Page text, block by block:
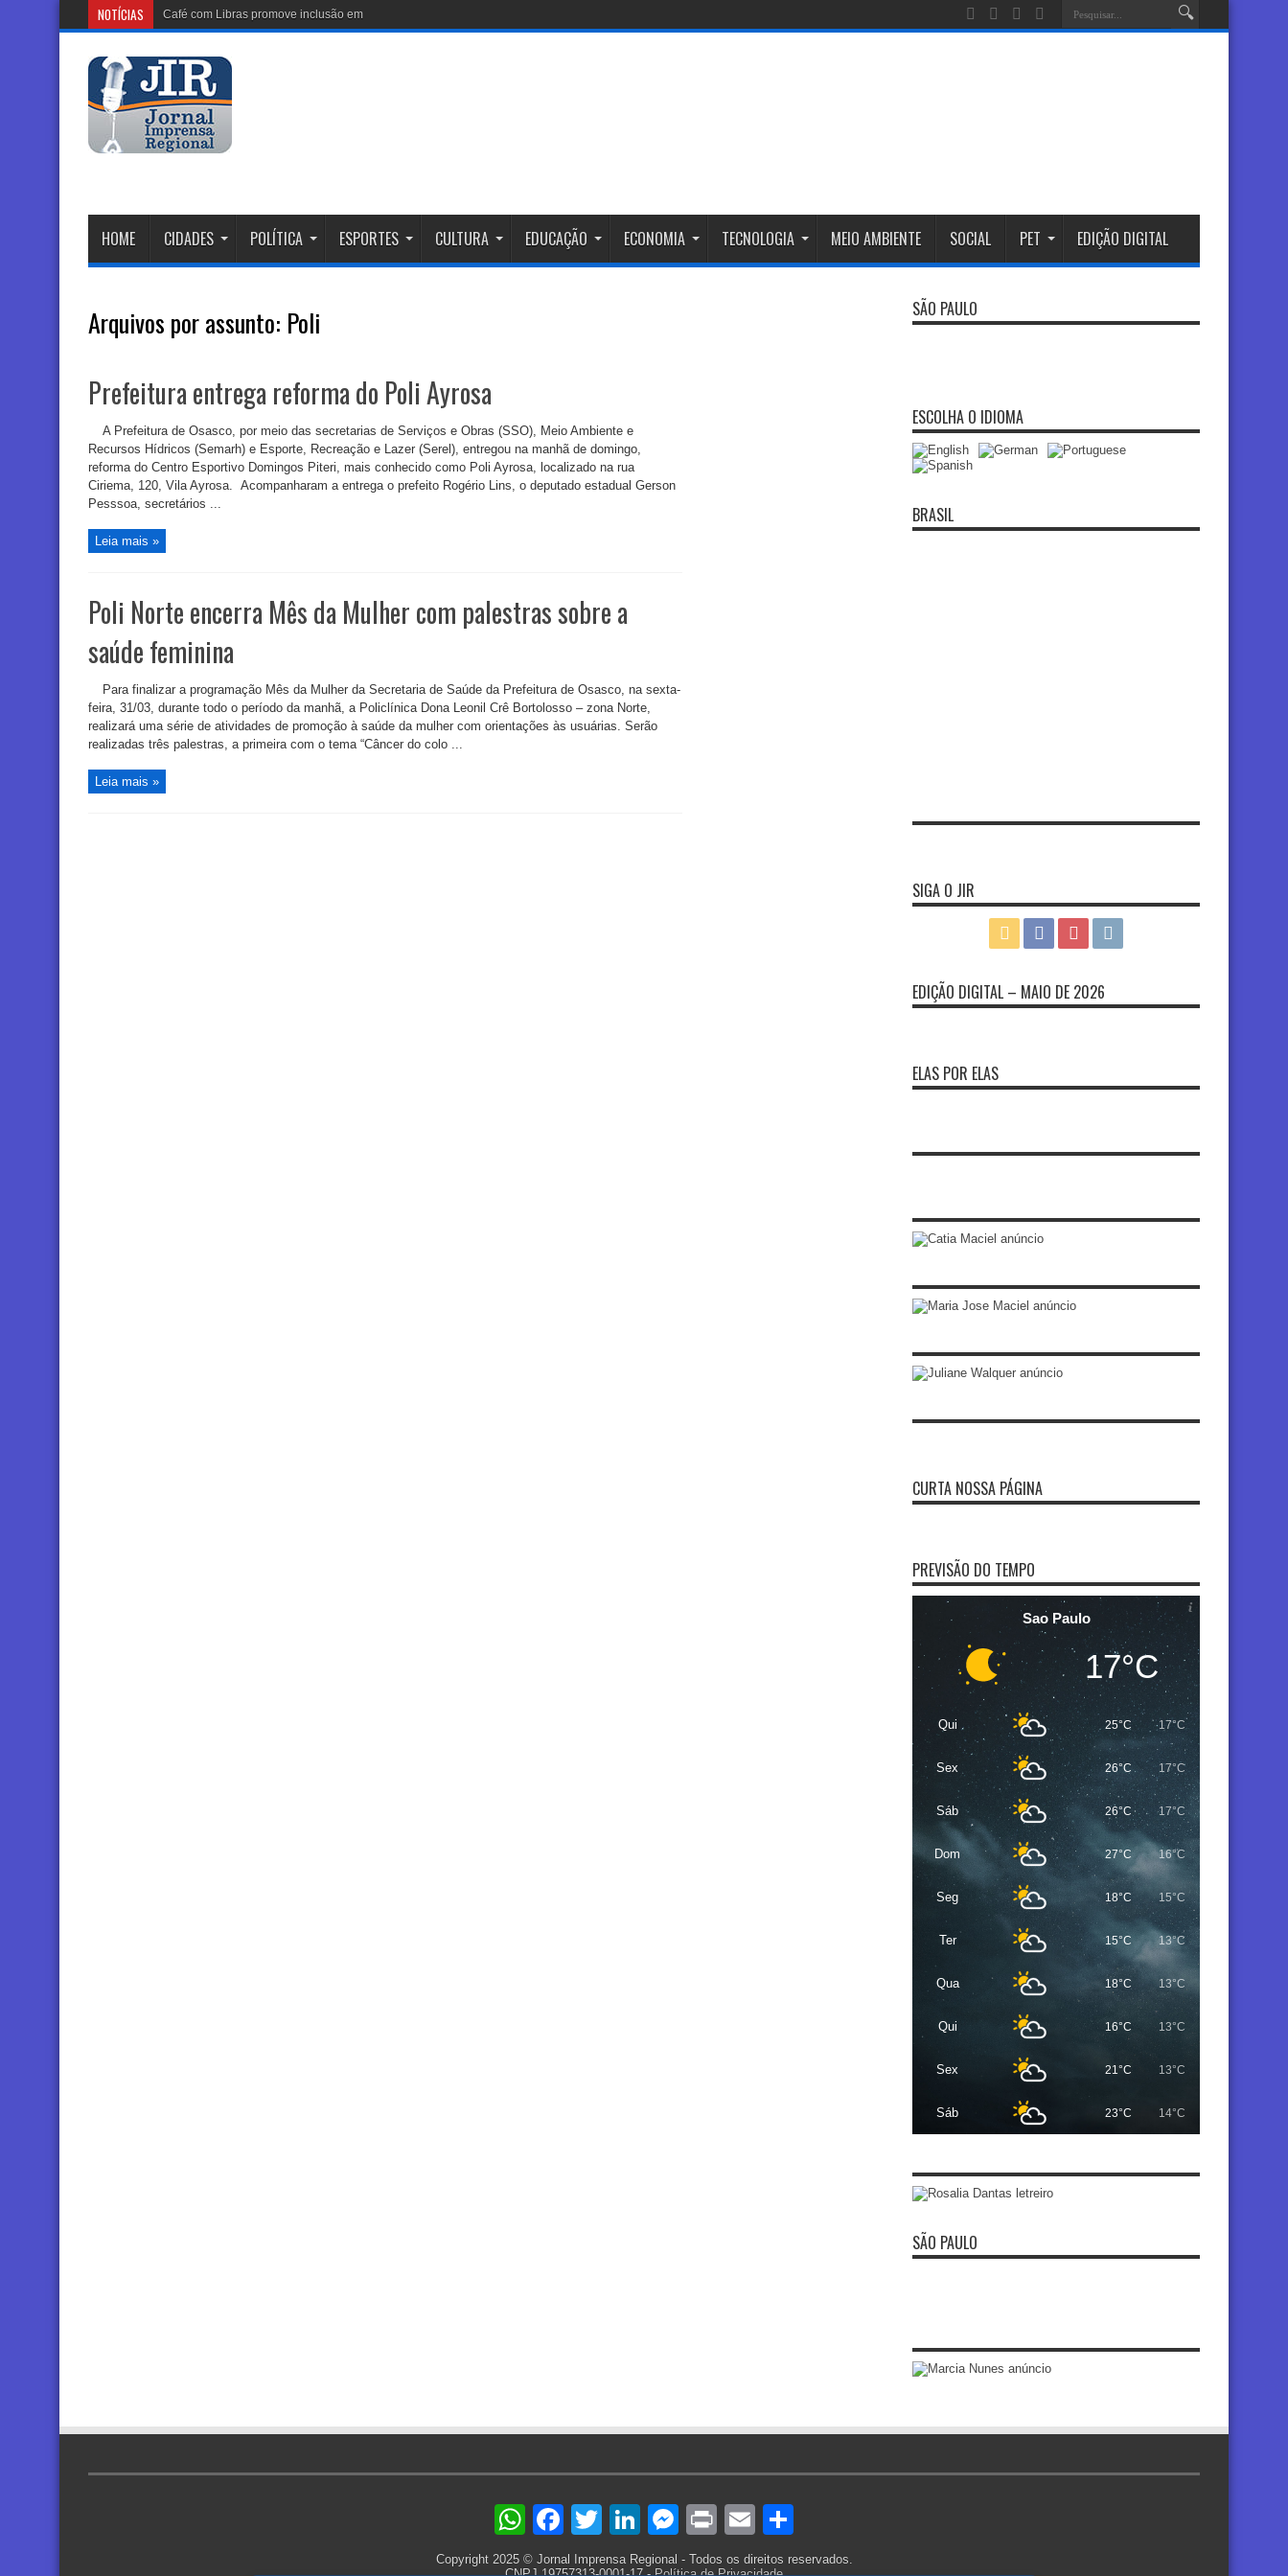
NOTÍCIAS Café com Libras promove inclusão em Barueri no dia 14 de
HOME CIDADES POLÍTICA ESPORTES CULTURA EDUCAÇÃO ECONOMIA TECNOLOGIA MEIO AMBIENTE SOCIAL PET EDIÇÃO DIGITAL
Arquivos por assunto: Poli
Prefeitura entrega reforma do Poli Ayrosa
A Prefeitura de Osasco, por meio das secretarias de Serviços e Obras (SSO), Meio Ambiente e
Recursos Hídricos (Semarh) e Esporte, Recreação e Lazer (Serel), entregou na manhã de domingo,
reforma do Centro Esportivo Domingos Piteri, mais conhecido como Poli Ayrosa, localizado na rua
Ciriema, 120, Vila Ayrosa. Acompanharam a entrega o prefeito Rogério Lins, o deputado estadual Gerson
Pesssoa, secretários ...
Leia mais »
Poli Norte encerra Mês da Mulher com palestras sobre a
saúde feminina
Para finalizar a programação Mês da Mulher da Secretaria de Saúde da Prefeitura de Osasco, na sexta-
feira, 31/03, durante todo o período da manhã, a Policlínica Dona Leonil Crê Bortolosso – zona Norte,
realizará uma série de atividades de promoção à saúde da mulher com orientações às usuárias. Serão
realizadas três palestras, a primeira com o tema “Câncer do colo ...
Leia mais »
SÃO PAULO
ESCOLHA O IDIOMA
BRASIL
SIGA O JIR
EDIÇÃO DIGITAL – MAIO DE 2026
ELAS POR ELAS
CURTA NOSSA PÁGINA
PREVISÃO DO TEMPO
Sao Paulo
17°C
Qui 25°C 17°C
Sex 26°C 17°C
Sáb 26°C 17°C
Dom 27°C 16°C
Seg 18°C 15°C
Ter 15°C 13°C
Qua 18°C 13°C
Qui 16°C 13°C
Sex 21°C 13°C
Sáb 23°C 14°C
SÃO PAULO
WhatsApp
Facebook
TwitterLinkedIn
Messenger
PrintEmail
Copyright 2025 © Jornal Imprensa Regional - Todos os direitos reservados.